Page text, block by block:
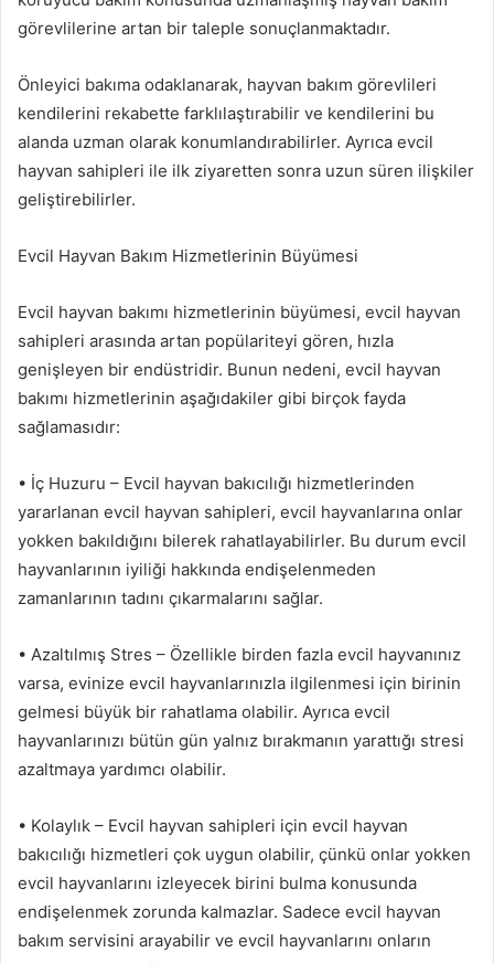
görevlilerine artan bir taleple sonuçlanmaktadır.
Önleyici bakıma odaklanarak, hayvan bakım görevlileri
kendilerini rekabette farklılaştırabilir ve kendilerini bu
alanda uzman olarak konumlandırabilirler. Ayrıca evcil
hayvan sahipleri ile ilk ziyaretten sonra uzun süren ilişkiler
geliştirebilirler.
Evcil Hayvan Bakım Hizmetlerinin Büyümesi
Evcil hayvan bakımı hizmetlerinin büyümesi, evcil hayvan
sahipleri arasında artan popülariteyi gören, hızla
genişleyen bir endüstridir. Bunun nedeni, evcil hayvan
bakımı hizmetlerinin aşağıdakiler gibi birçok fayda
sağlamasıdır:
• İç Huzuru – Evcil hayvan bakıcılığı hizmetlerinden
yararlanan evcil hayvan sahipleri, evcil hayvanlarına onlar
yokken bakıldığını bilerek rahatlayabilirler. Bu durum evcil
hayvanlarının iyiliği hakkında endişelenmeden
zamanlarının tadını çıkarmalarını sağlar.
• Azaltılmış Stres – Özellikle birden fazla evcil hayvanınız
varsa, evinize evcil hayvanlarınızla ilgilenmesi için birinin
gelmesi büyük bir rahatlama olabilir. Ayrıca evcil
hayvanlarınızı bütün gün yalnız bırakmanın yarattığı stresi
azaltmaya yardımcı olabilir.
• Kolaylık – Evcil hayvan sahipleri için evcil hayvan
bakıcılığı hizmetleri çok uygun olabilir, çünkü onlar yokken
evcil hayvanlarını izleyecek birini bulma konusunda
endişelenmek zorunda kalmazlar. Sadece evcil hayvan
bakım servisini arayabilir ve evcil hayvanlarını onların